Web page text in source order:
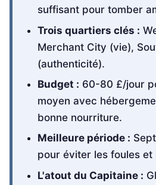
suffisant pour tomber
Trois quartiers clés :
Merchant City (vie),
(authenticité).
Budget : 60-80 £/jour
moyen avec
bonne nourriture.
Meilleure période :
pour éviter les foules et
L'atout du Capitaine :